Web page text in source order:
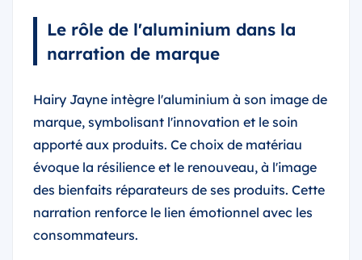
Le rôle de l'aluminium dans la
narration de marque
Hairy Jayne intègre l'aluminium à son image de
marque, symbolisant l'innovation et le soin
apporté aux produits. Ce choix de matériau
évoque la résilience et le renouveau, à l'image
des bienfaits réparateurs de ses produits. Cette
narration renforce le lien émotionnel avec les
consommateurs.